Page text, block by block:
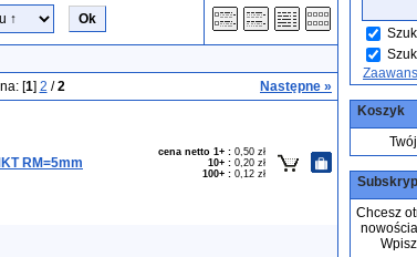
[1] 2 /2 Następne »
RM=5mm
cena netto 1+ : 0,50 zł
10+ : 0,20 zł
100+ : 0,12 zł
Koszyk
Chcesz